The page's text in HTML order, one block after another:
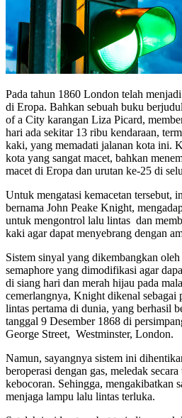
Pada tahun 1860 London telah
di Eropa. Bahkan sebuah buku
of a City karangan Liza Picard,
hari ada sekitar 13 ribu kendaraan,
kaki, yang memadati jalanan kota ini.
kota yang sangat macet, bahkan
macet di Eropa dan urutan ke-25 di
Untuk mengatasi kemacetan tersebut,
bernama John Peake Knight,
untuk mengontrol lalu lintas dan
kaki agar dapat menyebrang dengan
Sistem sinyal yang dikembangkan
semaphore yang dimodifikasi agar
di siang hari dan merah hijau pada
cemerlangnya, Knight dikenal sebagai
lintas pertama di dunia, yang berhasil
tanggal 9 Desember 1868 di
George Street, Westminster, London.
Namun, sayangnya sistem ini
beroperasi dengan gas, meledak
kebocoran. Sehingga, mengakibatkan
menjaga lampu lalu lintas terluka.